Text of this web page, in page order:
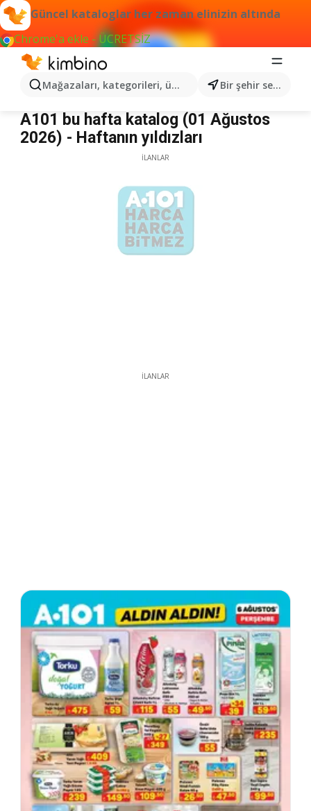
Güncel kataloglar her zaman elinizin altında
Chrome'a ekle - ÜCRETSİZ
Mağazaları, kategorileri, ürünleri arayın... Bir şehir seçin
A101
A101 bu hafta katalog (01 Ağustos
2026) - Haftanın yıldızları
İLANLAR
İLANLAR